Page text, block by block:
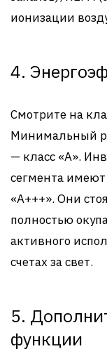
ионизации
4.
Смотрите на
Минимальный
— класс «А».
сегмента
«А+++». Они
полностью
активного
счетах за свет.
5.
функции